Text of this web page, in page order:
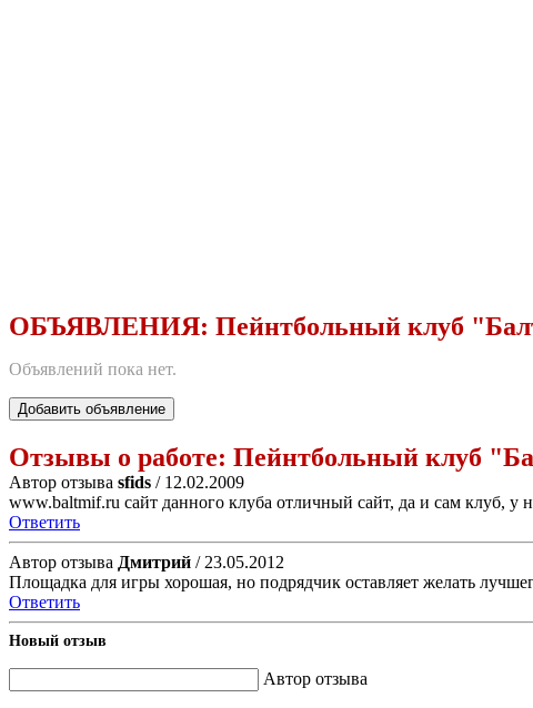
ОБЪЯВЛЕНИЯ: Пейнтбольный клуб
Объявлений пока нет.
Добавить объявление
Отзывы о работе: Пейнтбольный клуб
Автор отзыва sfids / 12.02.2009
www.baltmif.ru сайт данного клуба отличный сайт, да и сам клуб, у
Ответить
Автор отзыва Дмитрий / 23.05.2012
Площадка для игры хорошая, но подрядчик оставляет желать
Ответить
Новый отзыв
Автор отзыва